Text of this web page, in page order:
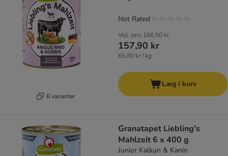
6 varianter
Vejl. pris 166,50 kr
157,90 kr
65,80 kr / kg
Not Rated
Læg i kurv
Granatapet Liebling's
Mahlzeit 6 x 400 g
Junior Kalkun & Kanin